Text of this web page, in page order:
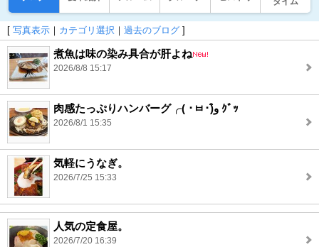
[ 写真表示 ｜ カテゴリ選択 ｜ 過去のブログ ]
煮魚は味の染み具合が肝よね
2026/8/8 15:17
肉感たっぷりハンバーグ╭( ･ㅂ･)و̑ ｸﾞｯ
2026/8/1 15:35
気軽にうなぎ。
2026/7/25 15:33
人気の定食屋。
2026/7/20 16:39